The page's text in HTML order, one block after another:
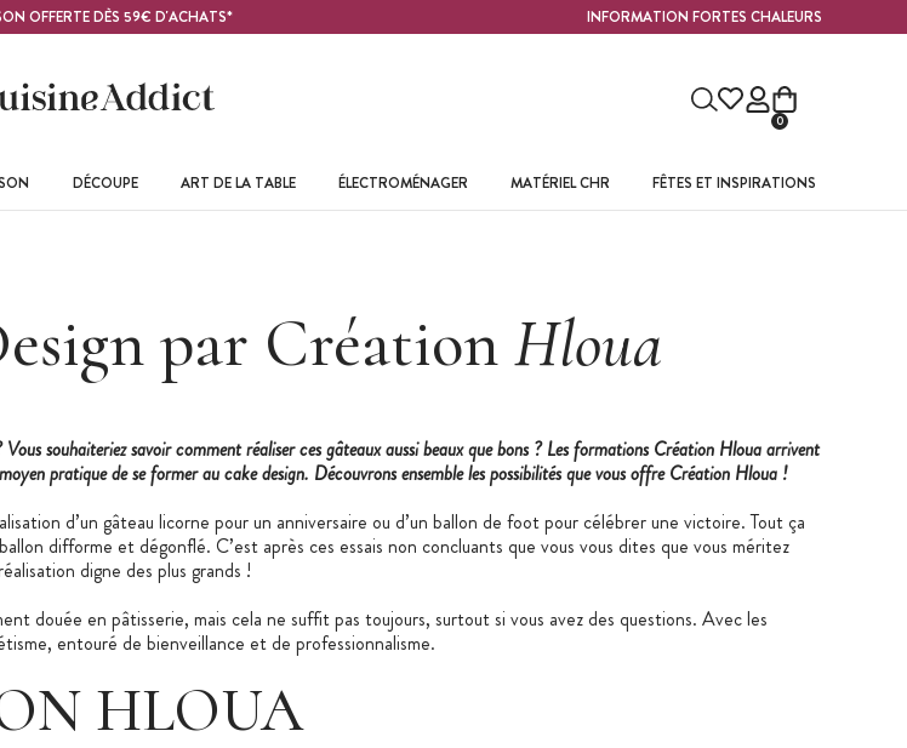
OFFERTE DÈS 59€ D'ACHATS* INFORMATION FORTES CHALEURS
0
DÉCOUPE ART DE LA TABLE ÉLECTROMÉNAGER MATÉRIEL CHR FÊTES ET INSPIRATIONS
par CréationHloua
souhaiteriez savoir comment réaliser ces gâteaux aussi beaux que bons ? Les formations Création Hloua arrivent
pratique de se former au cake design. Découvrons ensemble les possibilités que vous offre Création Hloua !
d’un gâteau licorne pour un anniversaire ou d’un ballon de foot pour célébrer une victoire. Tout ça
difforme et dégonflé. C’est après ces essais non concluants que vous vous dites que vous méritez
digne des plus grands !
douée en pâtisserie, mais cela ne suffit pas toujours, surtout si vous avez des questions. Avec les
entouré de bienveillance et de professionnalisme.
HLOUA